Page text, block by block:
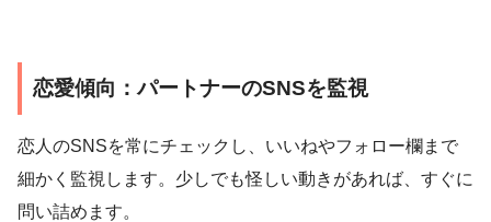
恋愛傾向：パートナーのSNSを監視
恋人のSNSを常にチェックし、いいねやフォロー欄まで
細かく監視します。少しでも怪しい動きがあれば、すぐに
問い詰めます。